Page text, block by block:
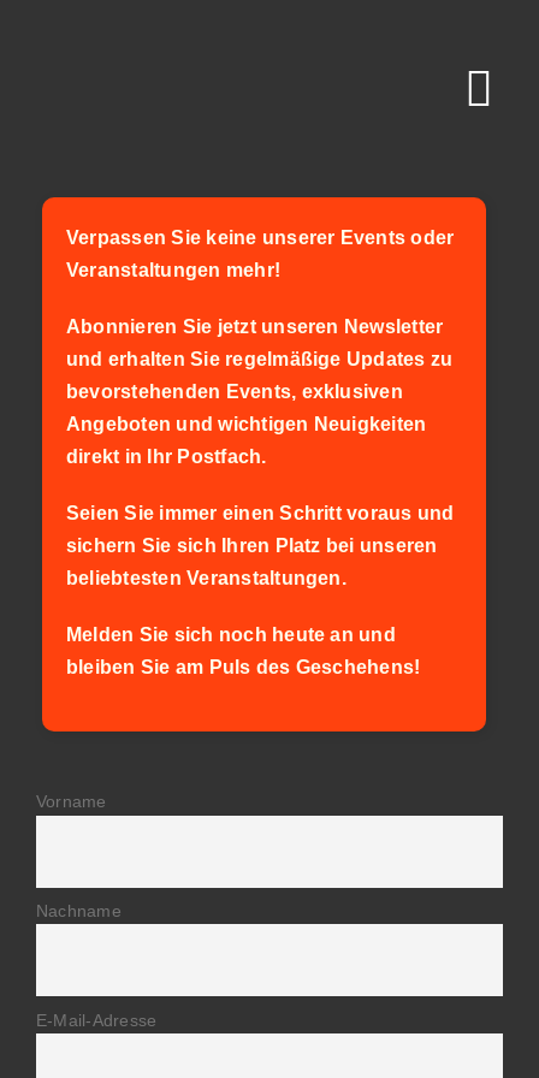
Kontakt
Verpassen Sie keine unserer Events oder
Veranstaltungen mehr!
Abonnieren Sie jetzt unseren Newsletter
und erhalten Sie regelmäßige Updates zu
bevorstehenden Events, exklusiven
Angeboten und wichtigen Neuigkeiten
direkt in Ihr Postfach.
Seien Sie immer einen Schritt voraus und
sichern Sie sich Ihren Platz bei unseren
beliebtesten Veranstaltungen.
Melden Sie sich noch heute an und
bleiben Sie am Puls des Geschehens!
Vorname
Nachname
E-Mail-Adresse